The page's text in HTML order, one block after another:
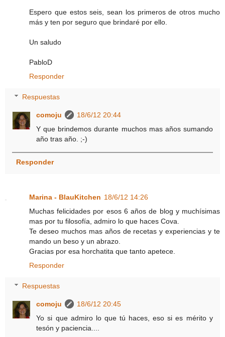
Espero que estos seis, sean los primeros de otros mucho
más y ten por seguro que brindaré por ello.
Un saludo
PabloD
Responder
Respuestas
comoju
18/6/12 20:44
Y que brindemos durante muchos mas años sumando
año tras año. ;-)
Responder
Marina - BlauKitchen 18/6/12 14:26
Muchas felicidades por esos 6 años de blog y muchísimas
mas por tu filosofía, admiro lo que haces Cova.
Te deseo muchos mas años de recetas y experiencias y te
mando un beso y un abrazo.
Gracias por esa horchatita que tanto apetece.
Responder
Respuestas
comoju
18/6/12 20:45
Yo si que admiro lo que tú haces, eso si es mérito y
tesón y paciencia....